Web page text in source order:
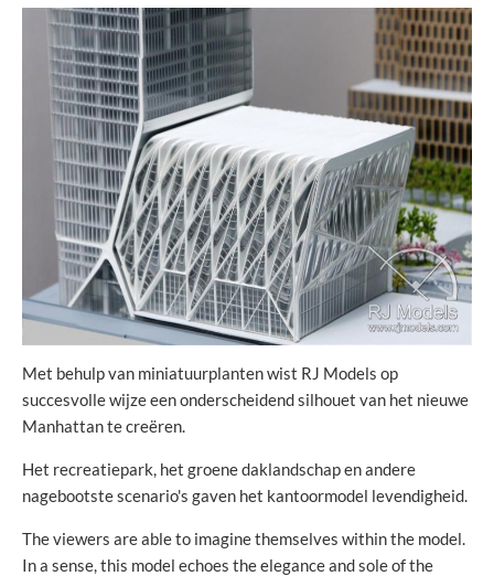
Met behulp van miniatuurplanten wist RJ Models op
succesvolle wijze een onderscheidend silhouet van het nieuwe
Manhattan te creëren.
Het recreatiepark, het groene daklandschap en andere
nagebootste scenario's gaven het kantoormodel levendigheid.
The viewers are able to imagine themselves within the model.
In a sense, this model echoes the elegance and sole of the